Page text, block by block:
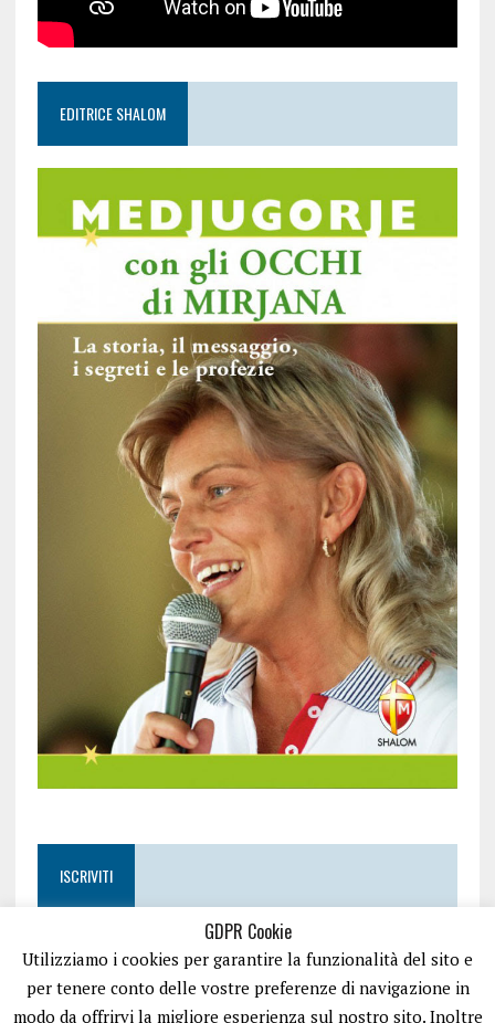
EDITRICE SHALOM
ISCRIVITI
GDPR Cookie
Utilizziamo i cookies per garantire la funzionalità del sito e
per tenere conto delle vostre preferenze di navigazione in
modo da offrirvi la migliore esperienza sul nostro sito. Inoltre